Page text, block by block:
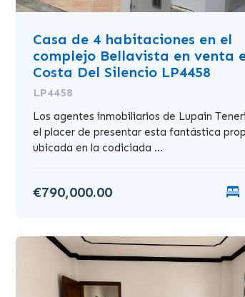
Casa de 4 habitaciones en el
complejo Bellavista en venta
Costa Del Silencio LP4458
LP4458
Los agentes inmobiliarios de Lupain
el placer de presentar esta fantástica
ubicada en la codiciada ...
€790,000.00